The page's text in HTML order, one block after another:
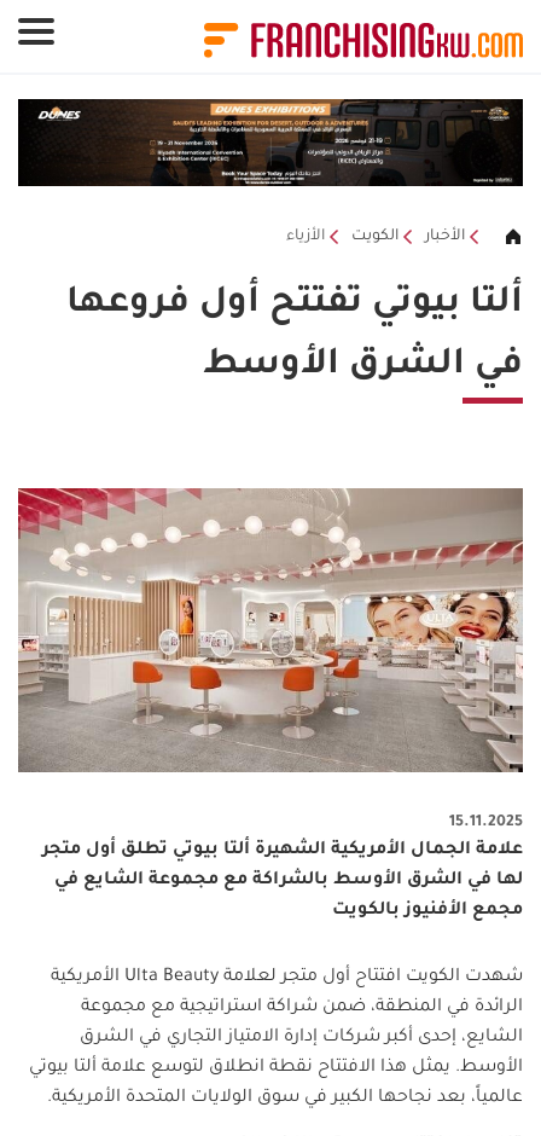
الأخبار الكويت الأزياء
ألتا بيوتي تفتتح أول فروعها
في الشرق الأوسط
15.11.2025
علامة الجمال الأمريكية الشهيرة ألتا بيوتي تطلق أول متجر
لها في الشرق الأوسط بالشراكة مع مجموعة الشايع في
مجمع الأفنيوز بالكويت
شهدت الكويت افتتاح أول متجر لعلامة Ulta Beauty الأمريكية
الرائدة في المنطقة، ضمن شراكة استراتيجية مع مجموعة
الشايع، إحدى أكبر شركات إدارة الامتياز التجاري في الشرق
الأوسط. يمثل هذا الافتتاح نقطة انطلاق لتوسع علامة ألتا بيوتي
عالمياً، بعد نجاحها الكبير في سوق الولايات المتحدة الأمريكية.
لوحة إدارة ملفات تعريف الارتباط